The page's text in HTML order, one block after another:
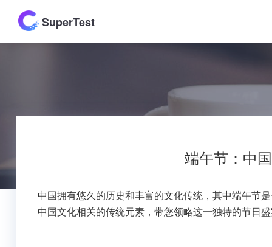
SuperTest
端午节：中
中国拥有悠久的历史和丰富的文化传统，其中端午节
中国文化相关的传统元素，带您领略这一独特的节日